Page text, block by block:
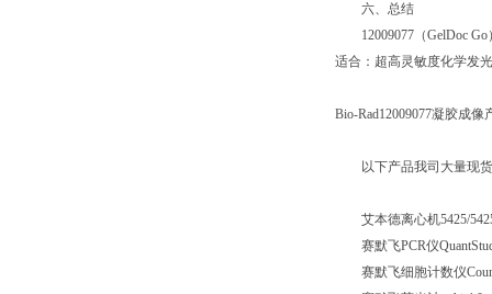
六、总结
12009077（GelDoc
适合：超高灵敏度化学发
Bio-Rad12009077凝胶成
以下产品我司大量现
艾本德离心机5425/
赛默飞PCR仪
赛默飞细胞计数仪